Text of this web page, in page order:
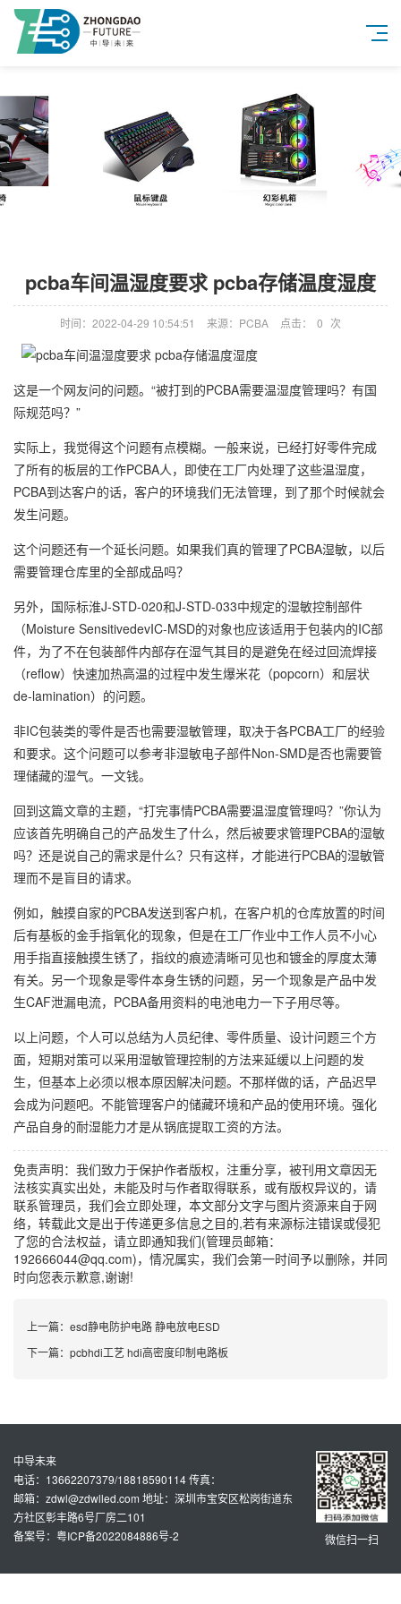
pcba车间温湿度要求 pcba存储温度湿度
时间：2022-04-29 10:54:51 来源：PCBA 点击： 0 次
这是一个网友问的问题。“被打到的PCBA需要温湿度管理吗？有国
际规范吗？”
实际上，我觉得这个问题有点模糊。一般来说，已经打好零件完成
了所有的板层的工作PCBA人，即使在工厂内处理了这些温湿度，
PCBA到达客户的话，客户的环境我们无法管理，到了那个时候就会
发生问题。
这个问题还有一个延长问题。如果我们真的管理了PCBA湿敏，以后
需要管理仓库里的全部成品吗？
另外，国际标淮J-STD-020和J-STD-033中规定的湿敏控制部件
（Moisture SensitivedevIC-MSD的对象也应该适用于包装内的IC部
件，为了不在包装部件内部存在湿气其目的是避免在经过回流焊接
（reflow）快速加热高温的过程中发生爆米花（popcorn）和层状
de-lamination）的问题。
非IC包装类的零件是否也需要湿敏管理，取决于各PCBA工厂的经验
和要求。这个问题可以参考非湿敏电子部件Non-SMD是否也需要管
理储藏的湿气。一文钱。
回到这篇文章的主题，“打完事情PCBA需要温湿度管理吗？”你认为
应该首先明确自己的产品发生了什么，然后被要求管理PCBA的湿敏
吗？还是说自己的需求是什么？只有这样，才能进行PCBA的湿敏管
理而不是盲目的请求。
例如，触摸自家的PCBA发送到客户机，在客户机的仓库放置的时间
后有基板的金手指氧化的现象，但是在工厂作业中工作人员不小心
用手指直接触摸生锈了，指纹的痕迹清晰可见也和镀金的厚度太薄
有关。另一个现象是零件本身生锈的问题，另一个现象是产品中发
生CAF泄漏电流，PCBA备用资料的电池电力一下子用尽等。
以上问题，个人可以总结为人员纪律、零件质量、设计问题三个方
面，短期对策可以采用湿敏管理控制的方法来延缓以上问题的发
生，但基本上必须以根本原因解决问题。不那样做的话，产品迟早
会成为问题吧。不能管理客户的储藏环境和产品的使用环境。强化
产品自身的耐湿能力才是从锅底提取工资的方法。
免责声明：我们致力于保护作者版权，注重分享，被刊用文章因无
法核实真实出处，未能及时与作者取得联系，或有版权异议的，请
联系管理员，我们会立即处理，本文部分文字与图片资源来自于网
络，转载此文是出于传递更多信息之目的,若有来源标注错误或侵犯
了您的合法权益，请立即通知我们(管理员邮箱：
192666044@qq.com)，情况属实，我们会第一时间予以删除，并同
时向您表示歉意,谢谢!
上一篇： esd静电防护电路 静电放电ESD
下一篇： pcbhdi工艺 hdi高密度印制电路板
微信扫一扫
中导未来
电话：13662207379/18818590114 传真：
邮箱：zdwl@zdwlled.com 地址：深圳市宝安区松岗街道东
方社区彰丰路6号厂房二101
备案号：粤ICP备2022084886号-2